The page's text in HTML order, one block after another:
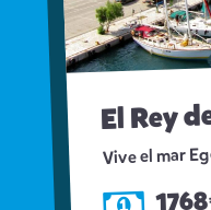
El Rey
Vive el mar